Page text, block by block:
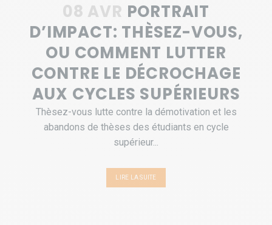
08 AVR PORTRAIT
D’IMPACT: THÈSEZ-VOUS,
OU COMMENT LUTTER
CONTRE LE DÉCROCHAGE
AUX CYCLES SUPÉRIEURS
Thèsez-vous lutte contre la démotivation et les
abandons de thèses des étudiants en cycle
supérieur...
LIRE LA SUITE